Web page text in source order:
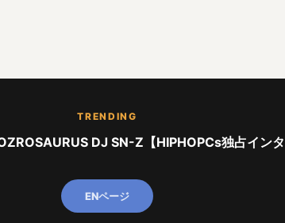
TRENDING
DJ SN-Z【HIPHOPCs独占インタ
ENページ